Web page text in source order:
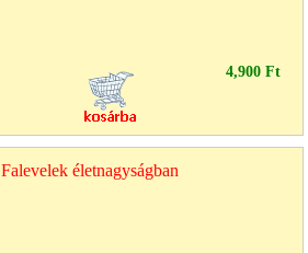
4,900 Ft
Falevelek életnagyságban